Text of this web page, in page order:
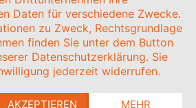
Daten für verschiedene Zwecke.
zu Zweck, Rechtsgrundlage
finden Sie unter dem Button
Datenschutzerklärung. Sie
jederzeit widerrufen.
AKZEPTIEREN MEHR